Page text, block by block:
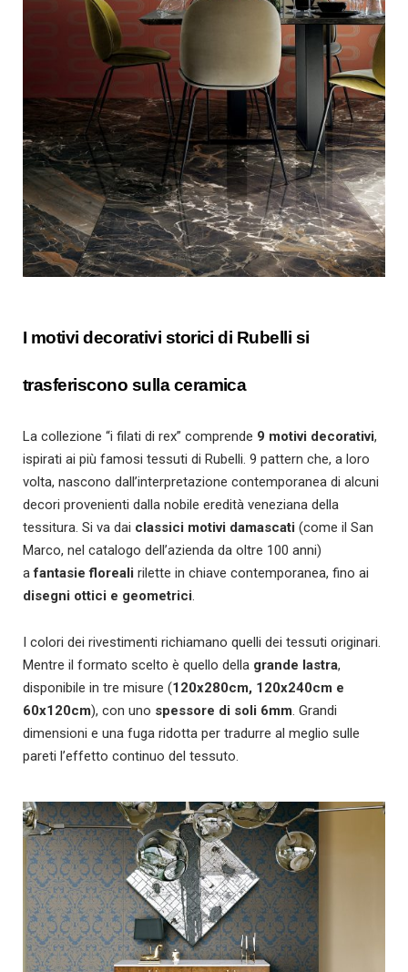
I motivi decorativi storici di Rubelli si
trasferiscono sulla ceramica
La collezione “i filati di rex” comprende 9 motivi decorativi,
ispirati ai più famosi tessuti di Rubelli. 9 pattern che, a loro
volta, nascono dall’interpretazione contemporanea di alcuni
decori provenienti dalla nobile eredità veneziana della
tessitura. Si va dai classici motivi damascati (come il San
Marco, nel catalogo dell’azienda da oltre 100 anni)
afantasie floreali rilette in chiave contemporanea, fino ai
disegni ottici e geometrici.
I colori dei rivestimenti richiamano quelli dei tessuti originari.
Mentre il formato scelto è quello della grande lastra,
disponibile in tre misure (120x280cm, 120x240cm e
60x120cm), con uno spessore di soli 6mm. Grandi
dimensioni e una fuga ridotta per tradurre al meglio sulle
pareti l’effetto continuo del tessuto.